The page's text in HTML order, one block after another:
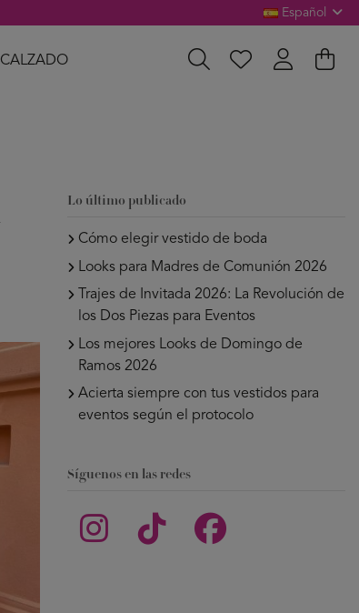
Español
CALZADO
Lo último publicado
Cómo elegir vestido de boda
Looks para Madres de Comunión 2026
Trajes de Invitada 2026: La Revolución de
los Dos Piezas para Eventos
Los mejores Looks de Domingo de
Ramos 2026
Acierta siempre con tus vestidos para
eventos según el protocolo
Síguenos en las redes